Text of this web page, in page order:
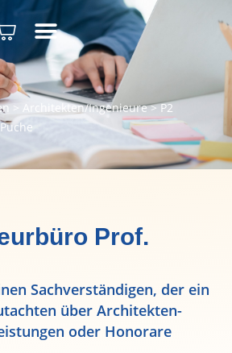
> Architekten/Ingenieure>P2
Prof.
Sachverständigen, der ein
über Architekten-
oder Honorare